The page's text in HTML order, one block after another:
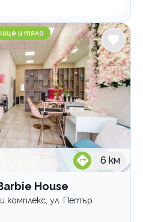
House
и тяло
6 км
House
комплекс, ул. Петър